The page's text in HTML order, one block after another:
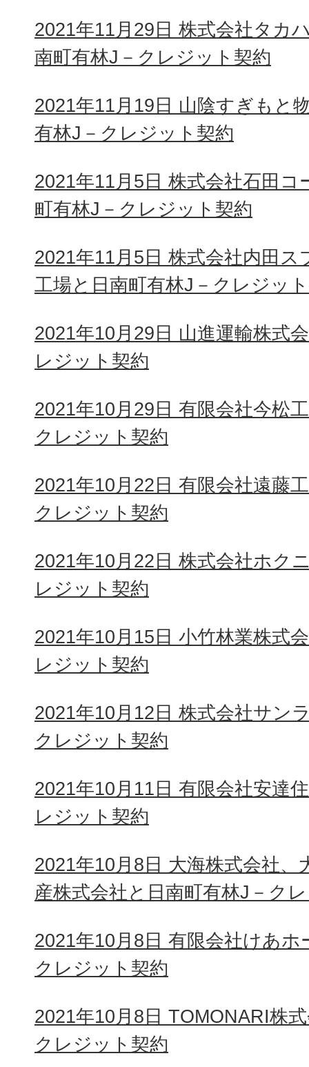
2021年11月29日 株式会社タカ
南町有林J－クレジット契約
2021年11月19日 山陰すぎもと
有林J－クレジット契約
2021年11月5日 株式会社石田
町有林J－クレジット契約
2021年11月5日 株式会社内田
工場と日南町有林J－クレジッ
2021年10月29日 山進運輸株式
レジット契約
2021年10月29日 有限会社今松
クレジット契約
2021年10月22日 有限会社遠藤
クレジット契約
2021年10月22日 株式会社ホク
レジット契約
2021年10月15日 小竹林業株式
レジット契約
2021年10月12日 株式会社サン
クレジット契約
2021年10月11日 有限会社安達
レジット契約
2021年10月8日 大海株式会社、
産株式会社と日南町有林J－ク
2021年10月8日 有限会社けあ
クレジット契約
2021年10月8日 TOMONARI株
クレジット契約